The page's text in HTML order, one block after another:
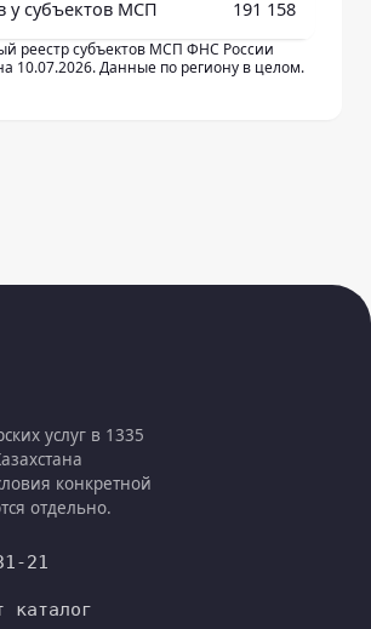
у субъектов МСП 191 158
реестр субъектов МСП ФНС России
10.07.2026. Данные по региону в целом.
услуг в 1335
конкретной
отдельно.
21
каталог